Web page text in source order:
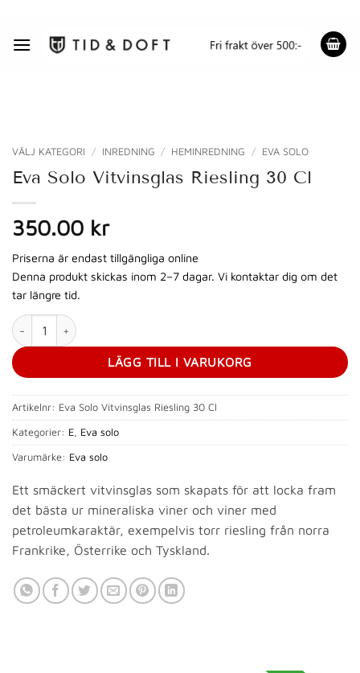
content
VÄLJ KATEGORI / INREDNING / HEMINREDNING / EVA SOLO
Eva Solo Vitvinsglas Riesling 30 Cl
350.00 kr
Priserna är endast tillgängliga online
Denna produkt skickas inom 2–7 dagar. Vi kontaktar dig om det
tar längre tid.
Eva Solo Vitvinsglas Riesling 30 Cl mängd
LÄGG TILL I VARUKORG
Artikelnr: Eva Solo Vitvinsglas Riesling 30 Cl
Kategorier: E, Eva solo
Varumärke: Eva solo
Ett smäckert vitvinsglas som skapats för att locka fram
det bästa ur mineraliska viner och viner med
petroleumkaraktär, exempelvis torr riesling från norra
Frankrike, Österrike och Tyskland.